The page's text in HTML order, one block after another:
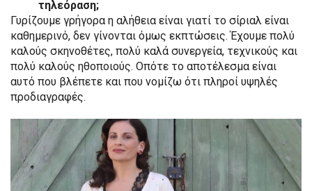
τηλεόραση;
Γυρίζουμε γρήγορα η αλήθεια είναι γιατί το σίριαλ είναι
καθημερινό, δεν γίνονται όμως εκπτώσεις. Έχουμε πολύ
καλούς σκηνοθέτες, πολύ καλά συνεργεία, τεχνικούς και
πολύ καλούς ηθοποιούς. Οπότε το αποτέλεσμα είναι
αυτό που βλέπετε και που νομίζω ότι πληροί υψηλές
προδιαγραφές.